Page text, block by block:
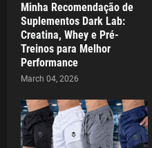
Minha Recomendação de
Suplementos Dark Lab:
Creatina, Whey e Pré-
Treinos para Melhor
Performance
March 04, 2026